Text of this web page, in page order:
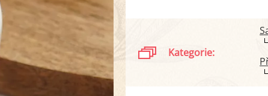
Kategorie: